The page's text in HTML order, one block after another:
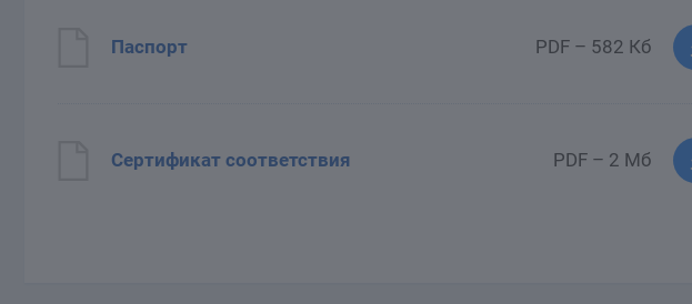
Паспорт PDF – 582 Кб
Сертификат соответствия PDF – 2 Мб